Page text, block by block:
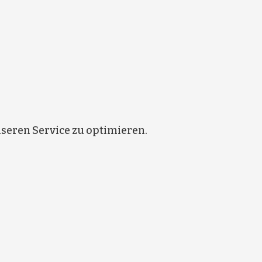
Service zu optimieren.